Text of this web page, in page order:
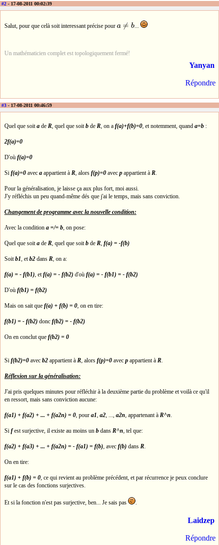
#2 - 17-08-2011 00:02:39
Salut, pour que celà soit interessant précise pour a ≠ b
a≠ b ...
Un mathématicien complet est topologiquement fermé!
Yanyan
Répondre
#3 - 17-08-2011 00:46:59
Quel que soita de R, quel que soitb de R, on a f(a)+f(b)=0, et notemment, quand a=b :
2f(a)=0
D'où f(a)=0
Si f(a)=0 avec a appartient à R, alors f(p)=0 avec p appartient à R.
Pour la généralisation, je laisse ça aux plus fort, moi aussi.
J'y réfléchis un peu quand-même dés que j'ai le temps, mais sans conviction.
Changement de programme avec la nouvelle condition:
Avec la condition a =/= b, on pose:
Quel que soita de R, quel que soitb de R, f(a) = -f(b)
Soitb1, etb2 dans R, on a:
f(a) = - f(b1), etf(a) = - f(b2) d'où f(a) = - f(b1) = - f(b2)
D'où f(b1) = f(b2)
Mais on sait que f(a) + f(b) = 0, on en tire:
f(b1) = - f(b2) donc f(b2) = - f(b2)
On en conclut que f(b2) = 0
Si f(b2)=0 avec b2 appartient à R, alors f(p)=0 avec p appartient à R.
Réflexion sur la généralisation:
J'ai pris quelques minutes pour réfléchir à la deuxième partie du problème et voilà ce qu'il
en ressort, mais sans conviction aucune:
f(a1) + f(a2) + ... + f(a2n) = 0, pour a1, a2, ..., a2n, appartenant à R^n.
Si fest surjective, il existe au moins un b dans R^n, tel que:
f(a2) + f(a3) + ... + f(a2n) = - f(a1) = f(b), avec f(b) dans R.
On en tire:
f(a1) + f(b) = 0, ce qui revient au problème précédent, et par récurrence je peux conclure
sur le cas des fonctions surjectives.
Et si la fonction n'est pas surjective, ben... Je sais pas .
Laidzep
Répondre